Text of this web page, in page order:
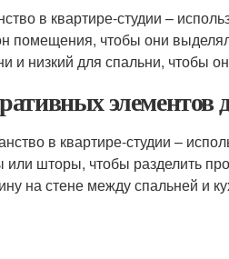
в квартире-студии –
помещения, чтобы они
и низкий для спальни, чтобы
элементов
в квартире-студии –
или шторы, чтобы разделить
на стене между спальней и